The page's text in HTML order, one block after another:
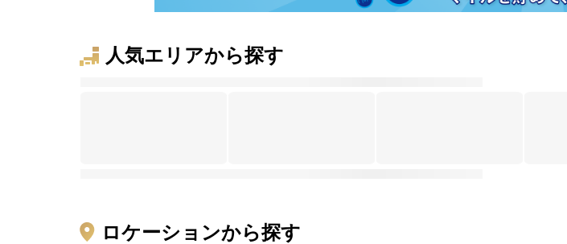
人気エリアから探す
ロケーションから探す